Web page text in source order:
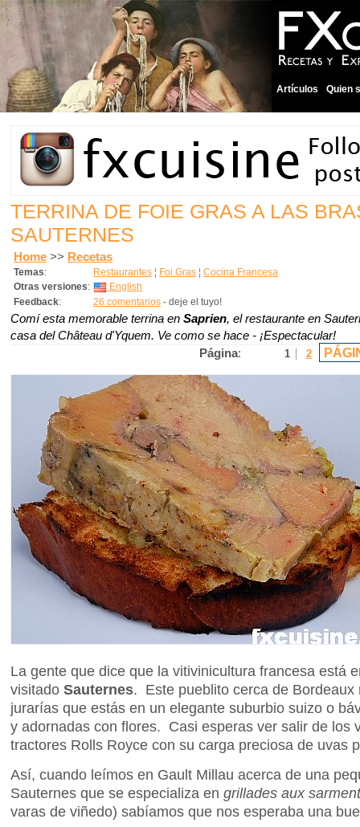
Artículos Quien
TERRINA DE FOIE GRAS A LAS
SAUTERNES
Home >> Recetas
Temas: Restaurantes ¦ Foi Gras ¦ Cocina Francesa
Otras versiones:
English
Feedback: 26 comentarios - deje el tuyo!
Comí esta memorable terrina en Saprien, el restaurante en
casa del Château d'Yquem. Ve como se hace - ¡Espectacular!
Página: 1 2
La gente que dice que la vitivinicultura francesa está
visitado Sauternes. Este pueblito cerca de Bordeaux
jurarías que estás en un elegante suburbio suizo o
y adornadas con flores. Casi esperas ver salir de los
tractores Rolls Royce con su carga preciosa de uvas
Así, cuando leímos en Gault Millau acerca de una
Sauternes que se especializa en grillades aux
varas de viñedo) sabíamos que nos esperaba una